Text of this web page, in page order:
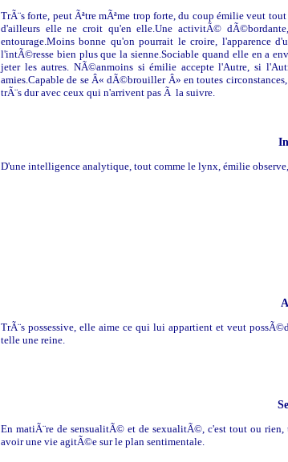
TrÃ¨s forte, peut Ãªtre mÃªme trop forte, du coup émilie veut
d'ailleurs elle ne croit qu'en elle.Une activitÃ©
entourage.Moins bonne qu'on pourrait le croire, l'apparence
l'intÃ©resse bien plus que la sienne.Sociable quand elle en a
jeter les autres. NÃ©anmoins si émilie accepte l'Autre, si
amies.Capable de se Â« dÃ©brouiller Â» en toutes
trÃ¨s dur avec ceux qui n'arrivent pas Ã la suivre.
D'une intelligence analytique, tout comme le lynx, émilie observe,
TrÃ¨s possessive, elle aime ce qui lui appartient et veut
telle une reine.
En matiÃ¨re de sensualitÃ© et de sexualitÃ©, c'est tout ou
avoir une vie agitÃ©e sur le plan sentimentale.